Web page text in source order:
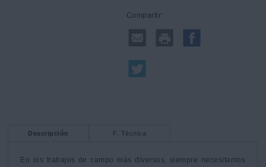
Compartir:
Descripción F. Técnica
En los trabajos de campo más diversos, siempre necesitamos